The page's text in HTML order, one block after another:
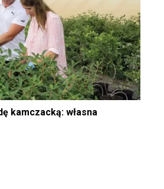
kamczacką: własna